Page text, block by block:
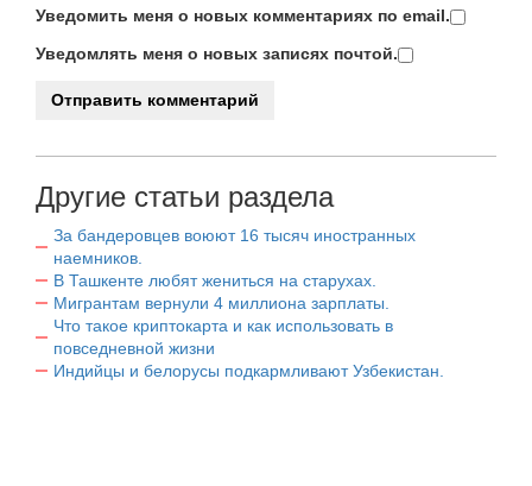
Уведомить меня о новых комментариях по email.
Уведомлять меня о новых записях почтой.
Другие статьи раздела
За бандеровцев воюют 16 тысяч иностранных
наемников.
В Ташкенте любят жениться на старухах.
Мигрантам вернули 4 миллиона зарплаты.
Что такое криптокарта и как использовать в
повседневной жизни
Индийцы и белорусы подкармливают Узбекистан.